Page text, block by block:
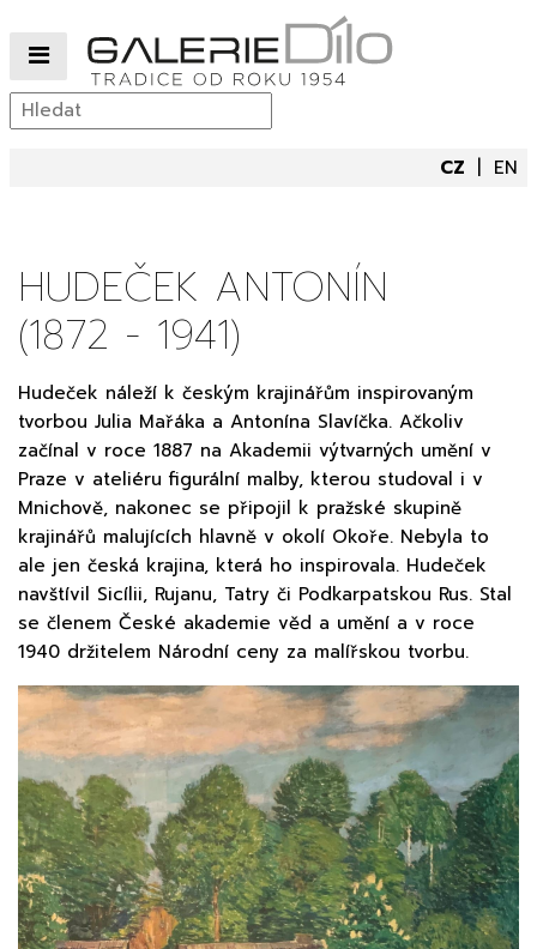
CZ EN
HUDEČEK ANTONÍN
(1872 - 1941)
Hudeček náleží k českým krajinářům inspirovaným
tvorbou Julia Mařáka a Antonína Slavíčka. Ačkoliv
začínal v roce 1887 na Akademii výtvarných umění v
Praze v ateliéru figurální malby, kterou studoval i v
Mnichově, nakonec se připojil k pražské skupině
krajinářů malujících hlavně v okolí Okoře. Nebyla to
ale jen česká krajina, která ho inspirovala. Hudeček
navštívil Sicílii, Rujanu, Tatry či Podkarpatskou Rus. Stal
se členem České akademie věd a umění a v roce
1940 držitelem Národní ceny za malířskou tvorbu.